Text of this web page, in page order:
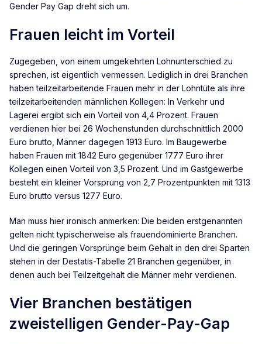
Gender Pay Gap dreht sich um.
Frauen leicht im Vorteil
Zugegeben, von einem umgekehrten Lohnunterschied zu
sprechen, ist eigentlich vermessen. Lediglich in drei Branchen
haben teilzeitarbeitende Frauen mehr in der Lohntüte als ihre
teilzeitarbeitenden männlichen Kollegen: In Verkehr und
Lagerei ergibt sich ein Vorteil von 4,4 Prozent. Frauen
verdienen hier bei 26 Wochenstunden durchschnittlich 2000
Euro brutto, Männer dagegen 1913 Euro. Im Baugewerbe
haben Frauen mit 1842 Euro gegenüber 1777 Euro ihrer
Kollegen einen Vorteil von 3,5 Prozent. Und im Gastgewerbe
besteht ein kleiner Vorsprung von 2,7 Prozentpunkten mit 1313
Euro brutto versus 1277 Euro.
Man muss hier ironisch anmerken: Die beiden erstgenannten
gelten nicht typischerweise als frauendominierte Branchen.
Und die geringen Vorsprünge beim Gehalt in den drei Sparten
stehen in der Destatis-Tabelle 21 Branchen gegenüber, in
denen auch bei Teilzeitgehalt die Männer mehr verdienen.
Vier Branchen bestätigen
zweistelligen Gender-Pay-Gap